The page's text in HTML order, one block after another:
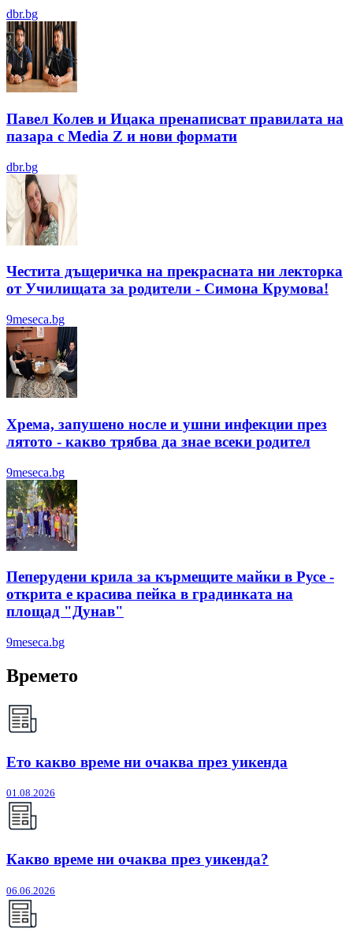
dbr.bg
Павел Колев и Ицака пренаписват правилата на
пазара с Media Z и нови формати
dbr.bg
Честита дъщеричка на прекрасната ни лекторка
от Училищата за родители - Симона Крумова!
9meseca.bg
Хрема, запушено носле и ушни инфекции през
лятотo - какво трябва да знае всеки родител
9meseca.bg
Пеперудени крила за кърмещите майки в Русе -
открита е красива пейка в градинката на
площад "Дунав"
9meseca.bg
Времето
Ето какво време ни очаква през уикенда
01.08.2026
Какво време ни очаква през уикенда?
06.06.2026